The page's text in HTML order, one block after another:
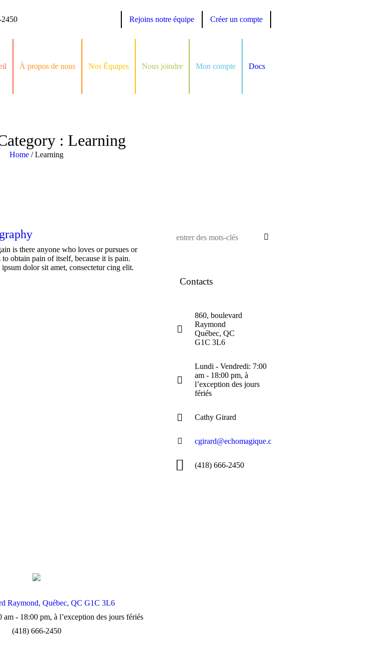
Rejoins notre équipe Créer un compte
À propos de nous Nos Équipes Nous joindre Mon compte Docs
: Learning
Home /Learning
is there anyone who loves or pursues or
to obtain pain of itself, because it is pain.
dolor sit amet, consectetur cing elit.
Contacts
860, boulevard
Raymond
Québec, QC
G1C 3L6
Lundi - Vendredi: 7:00
am - 18:00 pm, à
l’exception des jours
fériés
Cathy Girard
cgirard@echomagique.com
(418) 666-2450
Raymond, Québec, QC G1C 3L6
- 18:00 pm, à l’exception des jours fériés
(418) 666-2450